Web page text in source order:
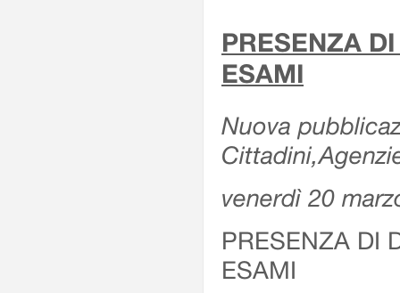
PRESENZA
ESAMI
Nuova
venerdì 20
PRESENZA DI
ESAMI